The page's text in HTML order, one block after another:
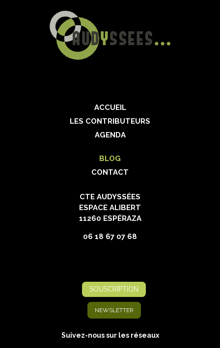
ACCUEIL
LES CONTRIBUTEURS
AGENDA
BLOG
CONTACT
CTE AUDYSSÉES
ESPACE ALIBERT
11260 ESPÉRAZA
06 18 67 07 68
SOUSCRIPTION
NEWSLETTER
Suivez-nous sur les réseaux